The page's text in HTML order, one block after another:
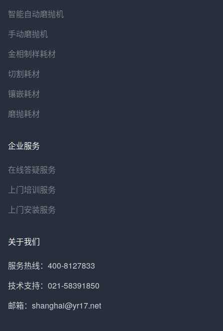
智能自动磨抛机
手动磨抛机
金相制样耗材
切割耗材
镶嵌耗材
磨抛耗材
企业服务
在线答疑服务
上门培训服务
上门安装服务
关于我们
服务热线：400-8127833
技术支持：021-58391850
邮箱：shanghai@yr17.net